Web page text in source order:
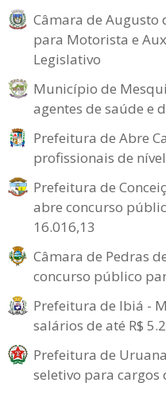
Câmara de Augusto
para Motorista e
Legislativo
Município de
agentes de saúde e
Prefeitura de Abre
profissionais de
Prefeitura de
abre concurso
16.016,13
Câmara de Pedras
concurso público
Prefeitura de Ibiá -
salários de até R$
Prefeitura de
seletivo para cargos